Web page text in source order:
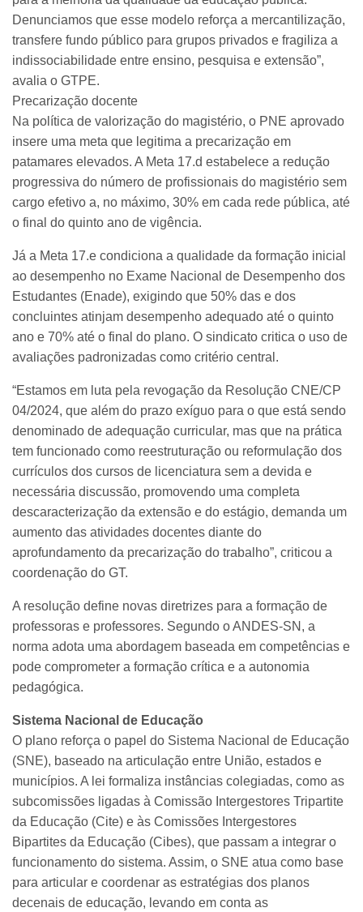
Denunciamos que esse modelo reforça a mercantilização,
transfere fundo público para grupos privados e fragiliza a
indissociabilidade entre ensino, pesquisa e extensão”,
avalia o GTPE.
Precarização docente
Na política de valorização do magistério, o PNE aprovado
insere uma meta que legitima a precarização em
patamares elevados. A Meta 17.d estabelece a redução
progressiva do número de profissionais do magistério sem
cargo efetivo a, no máximo, 30% em cada rede pública, até
o final do quinto ano de vigência.
Já a Meta 17.e condiciona a qualidade da formação inicial
ao desempenho no Exame Nacional de Desempenho dos
Estudantes (Enade), exigindo que 50% das e dos
concluintes atinjam desempenho adequado até o quinto
ano e 70% até o final do plano. O sindicato critica o uso de
avaliações padronizadas como critério central.
“Estamos em luta pela revogação da Resolução CNE/CP
04/2024, que além do prazo exíguo para o que está sendo
denominado de adequação curricular, mas que na prática
tem funcionado como reestruturação ou reformulação dos
currículos dos cursos de licenciatura sem a devida e
necessária discussão, promovendo uma completa
descaracterização da extensão e do estágio, demanda um
aumento das atividades docentes diante do
aprofundamento da precarização do trabalho”, criticou a
coordenação do GT.
A resolução define novas diretrizes para a formação de
professoras e professores. Segundo o ANDES-SN, a
norma adota uma abordagem baseada em competências e
pode comprometer a formação crítica e a autonomia
pedagógica.
Sistema Nacional de Educação
O plano reforça o papel do Sistema Nacional de Educação
(SNE), baseado na articulação entre União, estados e
municípios. A lei formaliza instâncias colegiadas, como as
subcomissões ligadas à Comissão Intergestores Tripartite
da Educação (Cite) e às Comissões Intergestores
Bipartites da Educação (Cibes), que passam a integrar o
funcionamento do sistema. Assim, o SNE atua como base
para articular e coordenar as estratégias dos planos
decenais de educação, levando em conta as